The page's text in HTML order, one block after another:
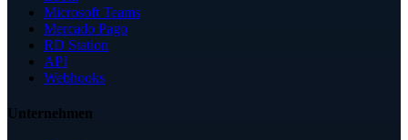
Microsoft Teams
Mercado Pago
RD Station
API
Webhooks
Unternehmen